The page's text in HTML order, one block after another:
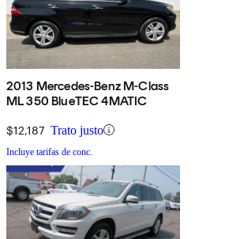
2013 Mercedes-Benz M-Class
ML 350 BlueTEC 4MATIC
$12,187 Trato justo
Incluye tarifas de conc.